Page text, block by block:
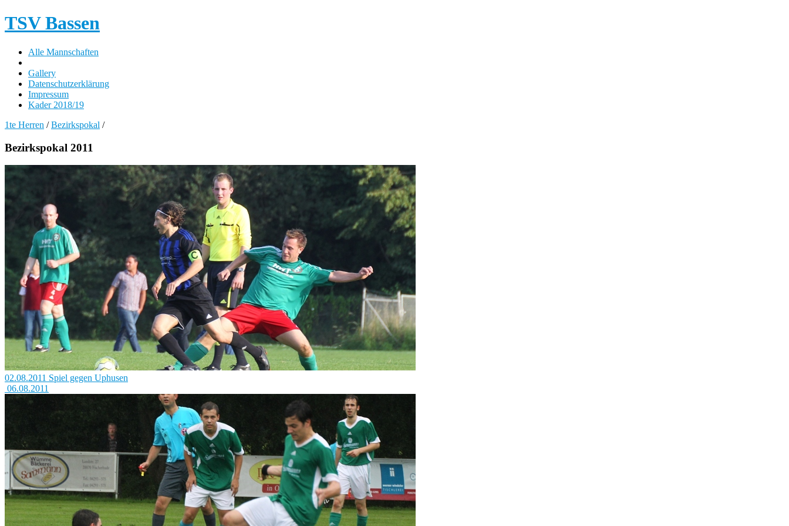
TSV Bassen
Alle Mannschaften
Gallery
Datenschutzerklärung
Impressum
Kader 2018/19
1te Herren /Bezirkspokal /
Bezirkspokal 2011
02.08.2011 Spiel gegen Uphusen
06.08.2011